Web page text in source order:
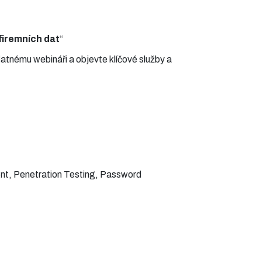
dat“
webináři a objevte klíčové služby a
Penetration Testing, Password